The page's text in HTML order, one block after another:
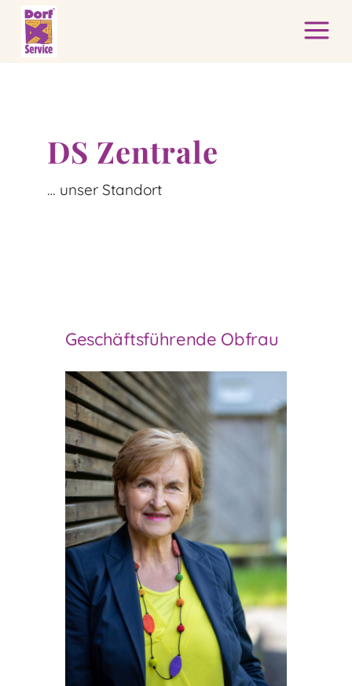
DS Zentrale
… unser Standort
Geschäftsführende Obfrau